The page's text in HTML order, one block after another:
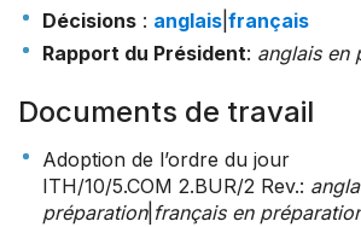
Décisions : anglais français
Rapport du Président: anglais en
Documents de travail
Adoption de l’ordre du jour
ITH/10/5.COM 2.BUR/2 Rev.:
préparation| français en